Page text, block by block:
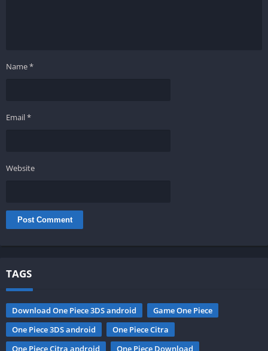
Name*
Email*
Website
TAGS
Download One Piece 3DS android
Game One Piece
One Piece 3DS android
One Piece Citra
One Piece Citra android
One Piece Download